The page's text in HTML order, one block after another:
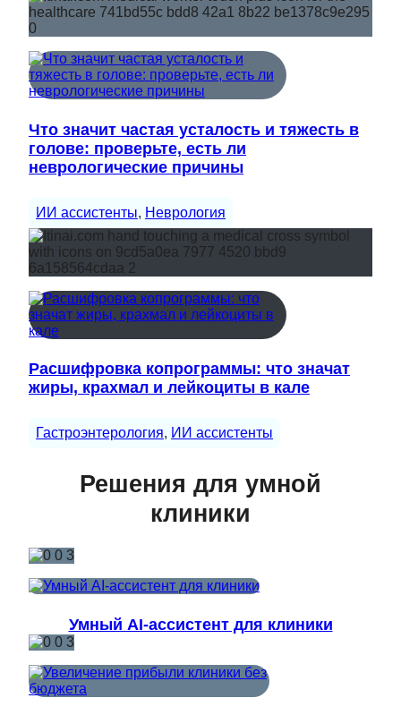
Что значит частая усталость и тяжесть в
голове: проверьте, есть ли
неврологические причины
ИИ ассистенты, Неврология
Расшифровка копрограммы: что значат
жиры, крахмал и лейкоциты в кале
Гастроэнтерология, ИИ ассистенты
Решения для умной
клиники
Умный AI-ассистент для клиники